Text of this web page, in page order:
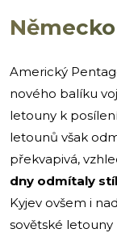
Americký
nového balíku
letouny k
letounů však
překvapivá,
dny odmítaly
Kyjev ovšem i
sovětské letouny